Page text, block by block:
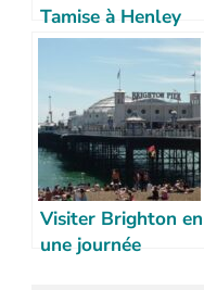
Tamise à Henley
on Thames
Visiter Brighton en
une journée